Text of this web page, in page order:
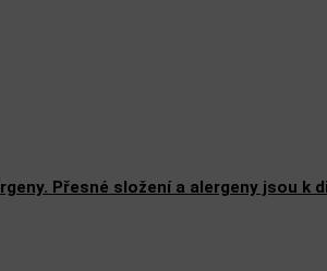
Přesné složení a alergeny jsou k